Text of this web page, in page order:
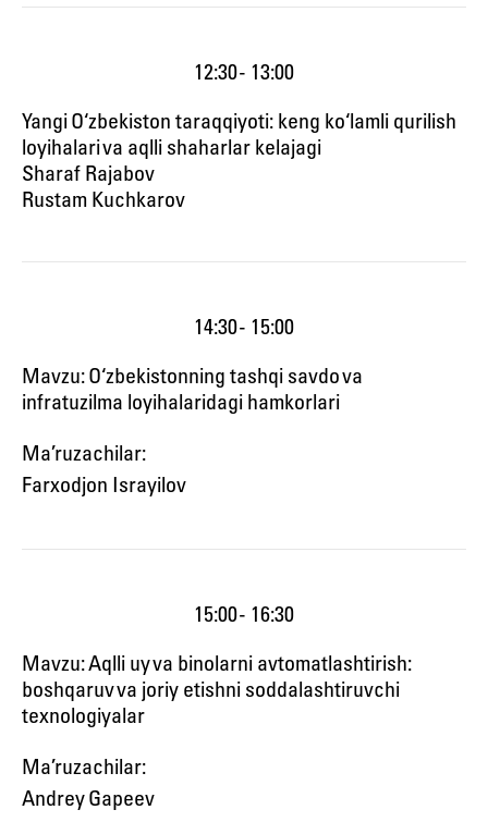
12:30 - 13:00
Yangi O‘zbekiston taraqqiyoti: keng ko‘lamli qurilish
loyihalari va aqlli shaharlar kelajagi
Sharaf Rajabov
Rustam Kuchkarov
14:30 - 15:00
Mavzu: O‘zbekistonning tashqi savdo va
infratuzilma loyihalaridagi hamkorlari
Ma’ruzachilar:
Farxodjon Israyilov
15:00 - 16:30
Mavzu: Aqlli uy va binolarni avtomatlashtirish:
boshqaruv va joriy etishni soddalashtiruvchi
texnologiyalar
Ma’ruzachilar:
Andrey Gapeev